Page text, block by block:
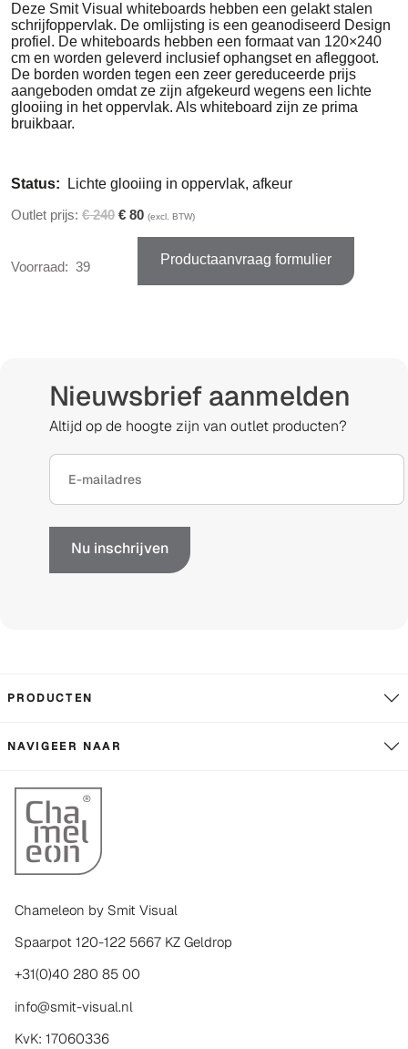
Deze Smit Visual whiteboards hebben een gelakt stalen
schrijfoppervlak. De omlijsting is een geanodiseerd Design
profiel. De whiteboards hebben een formaat van 120×240
cm en worden geleverd inclusief ophangset en afleggoot.
De borden worden tegen een zeer gereduceerde prijs
aangeboden omdat ze zijn afgekeurd wegens een lichte
glooiing in het oppervlak. Als whiteboard zijn ze prima
bruikbaar.
Status:
Lichte glooiing in oppervlak, afkeur
Outlet prijs: € 240 € 80 (excl. BTW)
Voorraad: 39 Productaanvraag formulier
Nieuwsbrief aanmelden
Altijd op de hoogte zijn van outlet producten?
PRODUCTEN
NAVIGEER NAAR
Chameleon by Smit Visual
Spaarpot 120-122 5667 KZ Geldrop
+31(0)40 280 85 00
info@smit-visual.nl
KvK: 17060336